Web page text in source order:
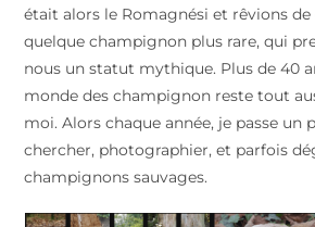
était alors le Romagnési et rêvions
quelque champignon plus rare, qui
nous un statut mythique. Plus de 40
monde des champignon reste tout
moi. Alors chaque année, je passe un
chercher, photographier, et parfois
champignons sauvages.